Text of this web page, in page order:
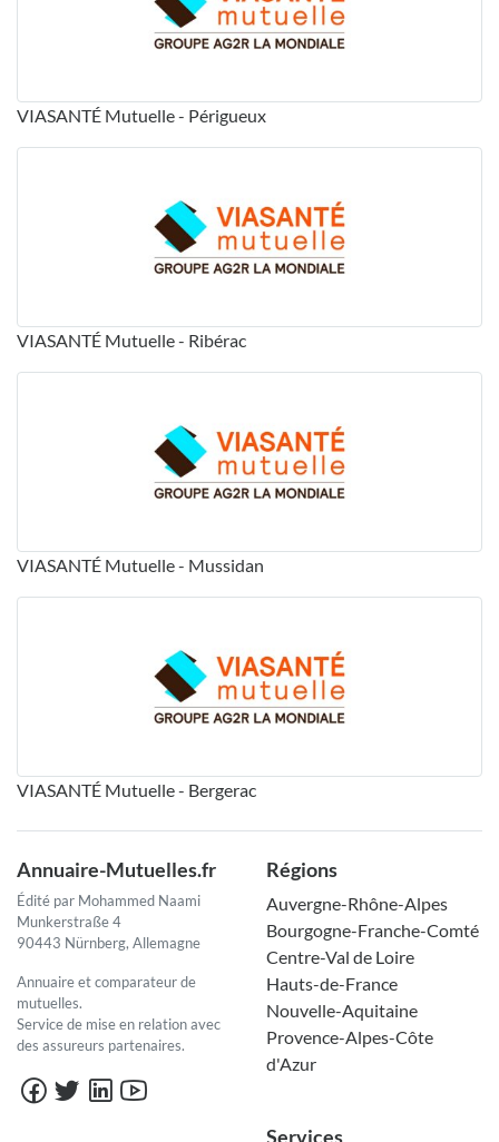
VIASANTÉ Mutuelle - Périgueux
VIASANTÉ Mutuelle - Ribérac
VIASANTÉ Mutuelle - Mussidan
VIASANTÉ Mutuelle - Bergerac
Annuaire-Mutuelles.fr
Édité par Mohammed Naami
Munkerstraße 4
90443 Nürnberg, Allemagne
Annuaire et comparateur de
mutuelles.
Service de mise en relation avec
des assureurs partenaires.
Régions
Auvergne-Rhône-Alpes
Bourgogne-Franche-Comté
Centre-Val de Loire
Hauts-de-France
Nouvelle-Aquitaine
Provence-Alpes-Côte
d'Azur
Services